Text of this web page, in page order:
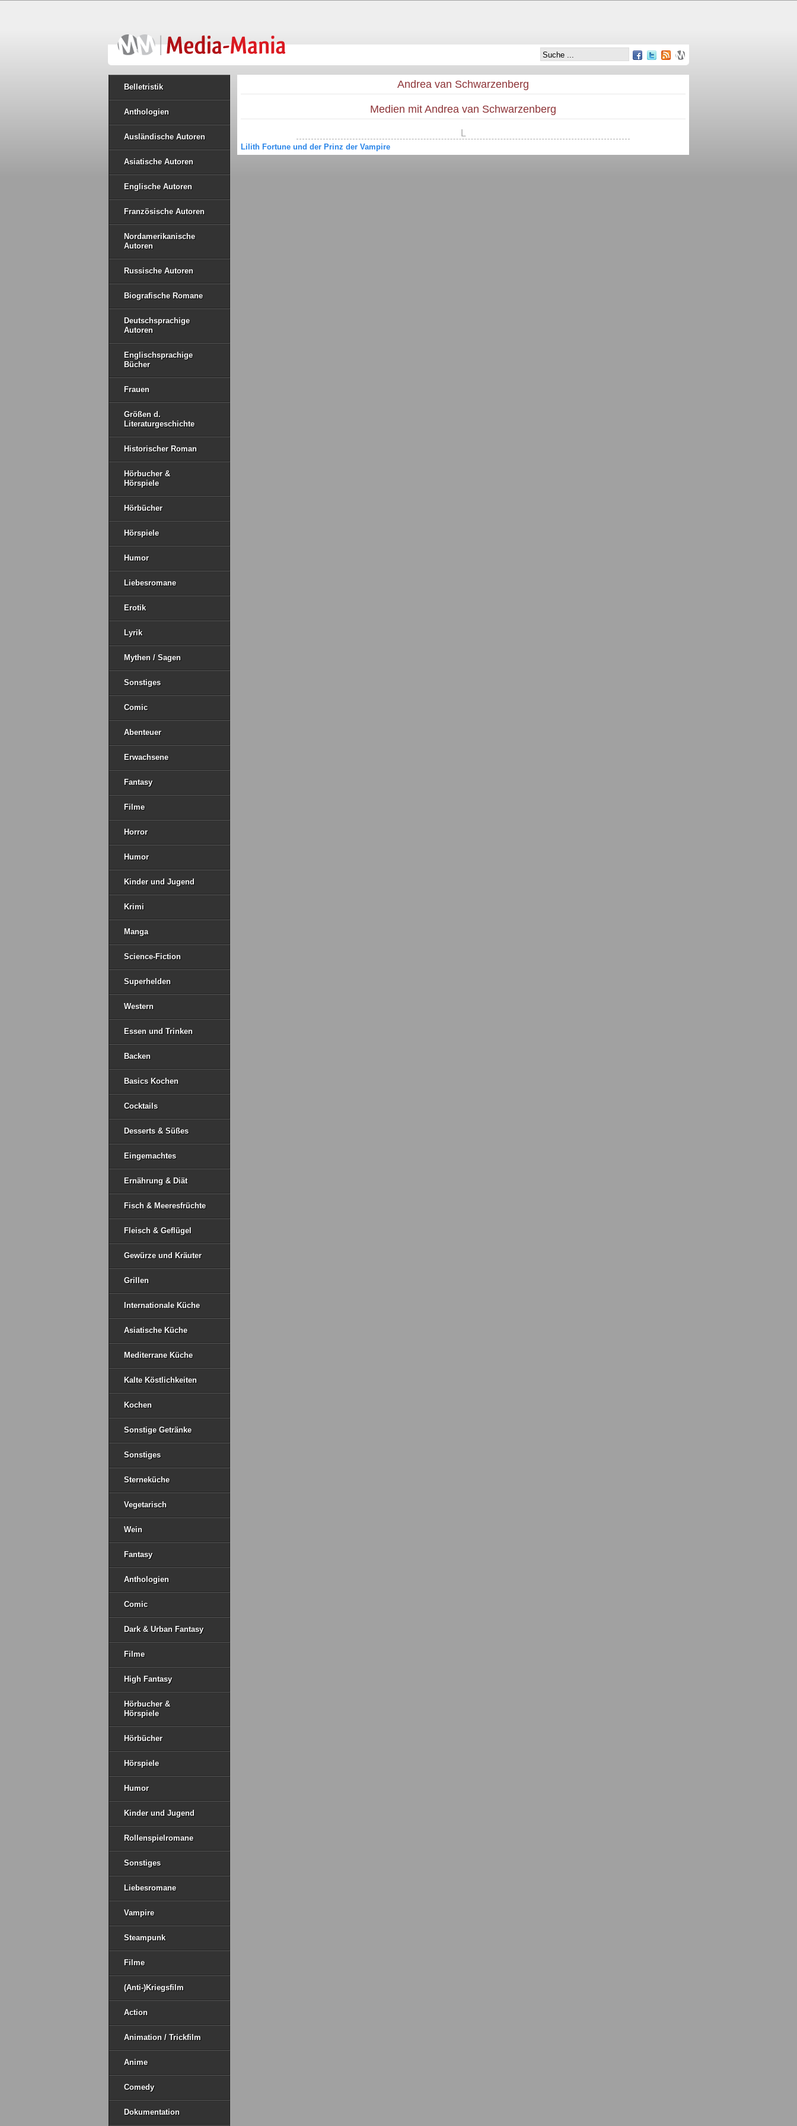
Belletristik
Anthologien
Ausländische Autoren
Asiatische Autoren
Englische Autoren
Französische Autoren
Nordamerikanische
Autoren
Russische Autoren
Biografische Romane
Deutschsprachige
Autoren
Englischsprachige
Bücher
Frauen
Größen d.
Literaturgeschichte
Historischer Roman
Hörbucher &
Hörspiele
Hörbücher
Hörspiele
Humor
Liebesromane
Erotik
Lyrik
Mythen / Sagen
Sonstiges
Comic
Abenteuer
Erwachsene
Fantasy
Filme
Horror
Humor
Kinder und Jugend
Krimi
Manga
Science-Fiction
Superhelden
Western
Essen und Trinken
Backen
Basics Kochen
Cocktails
Desserts & Süßes
Eingemachtes
Ernährung & Diät
Fisch & Meeresfrüchte
Fleisch & Geflügel
Gewürze und Kräuter
Grillen
Internationale Küche
Asiatische Küche
Mediterrane Küche
Kalte Köstlichkeiten
Kochen
Sonstige Getränke
Sonstiges
Sterneküche
Vegetarisch
Wein
Fantasy
Anthologien
Comic
Dark & Urban Fantasy
Filme
High Fantasy
Hörbucher &
Hörspiele
Hörbücher
Hörspiele
Humor
Kinder und Jugend
Rollenspielromane
Sonstiges
Liebesromane
Vampire
Steampunk
Filme
(Anti-)Kriegsfilm
Action
Animation / Trickfilm
Anime
Comedy
Dokumentation
Andrea van Schwarzenberg
Medien mit Andrea van Schwarzenberg
Lilith Fortune und der Prinz der Vampire